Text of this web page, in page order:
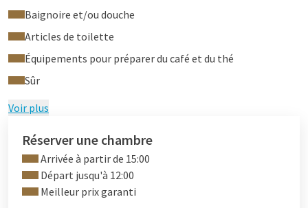
Baignoire et/ou douche
Articles de toilette
Équipements pour préparer du café et du thé
Sûr
Voir plus
Réserver une chambre
Arrivée à partir de 15:00
Départ jusqu'à 12:00
Meilleur prix garanti